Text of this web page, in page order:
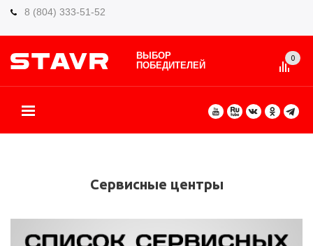
8 (804) 333-51-52
ВЫБОР
ПОБЕДИТЕЛЕЙ
0
О БРЕНДЕ ВИДЫ РАБОТ
Сервисные центры